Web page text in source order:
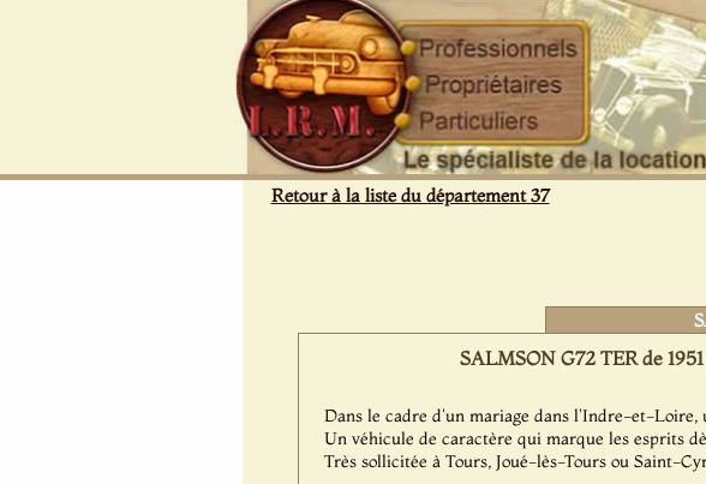
Retour à la liste du département 37
SALMSON G72 TER de
Dans le cadre d'un mariage dans l'Indre-et-
Un véhicule de caractère qui marque les esprits
Très sollicitée à Tours, Joué-lès-Tours ou Saint-
Panneau de gestion des cookies